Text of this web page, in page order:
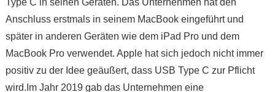
Anschluss erstmals in seinem MacBook eingeführt und
später in anderen Geräten wie dem iPad Pro und dem
MacBook Pro verwendet. Apple hat sich jedoch nicht immer
positiv zu der Idee geäußert, dass USB Type C zur Pflicht
wird.Im Jahr 2019 gab das Unternehmen eine